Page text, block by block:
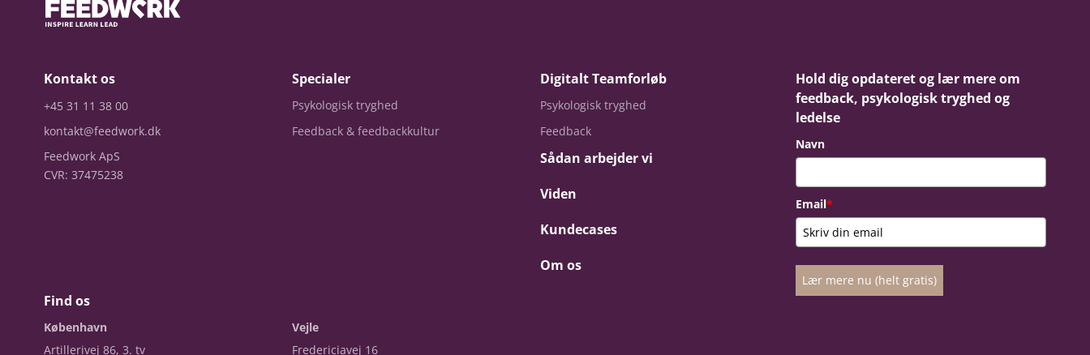
Kontakt os
+45 31 11 38 00
kontakt@feedwork.dk
Feedwork ApS
CVR: 37475238
Specialer
Psykologisk tryghed
Feedback & feedbackkultur
Digitalt Teamforløb
Psykologisk tryghed
Feedback
Sådan arbejder vi
Viden
Kundecases
Om os
Find os
København
Artillerivej 86, 3. tv
Vejle
Fredericiavej 16
Hold dig opdateret og lær mere om
feedback, psykologisk tryghed og
ledelse
Navn
Email*
Lær mere nu (helt gratis)